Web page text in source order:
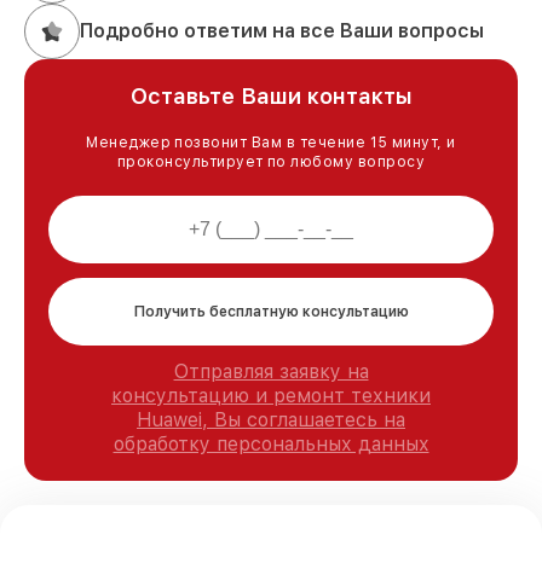
Подробно ответим на все Ваши вопросы
Оставьте Ваши контакты
Менеджер позвонит Вам в течение 15 минут, и
проконсультирует по любому вопросу
Получить бесплатную консультацию
Отправляя заявку на
консультацию и ремонт техники
Huawei, Вы соглашаетесь на
обработку персональных данных